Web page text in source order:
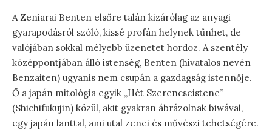
A Zeniarai Benten elsőre talán kizárólag az anyagi
gyarapodásról szóló, kissé profán helynek tűnhet, de
valójában sokkal mélyebb üzenetet hordoz. A szentély
középpontjában álló istenség, Benten (hivatalos nevén
Benzaiten) ugyanis nem csupán a gazdagság istennője.
Ő a japán mitológia egyik „Hét Szerencseistene”
(Shichifukujin) közül, akit gyakran ábrázolnak biwával,
egy japán lanttal, ami utal zenei és művészi tehetségére.